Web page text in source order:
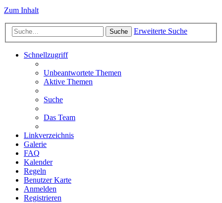
Zum Inhalt
Suche Erweiterte Suche
Schnellzugriff
Unbeantwortete Themen
Aktive Themen
Suche
Das Team
Linkverzeichnis
Galerie
FAQ
Kalender
Regeln
Benutzer Karte
Anmelden
Registrieren